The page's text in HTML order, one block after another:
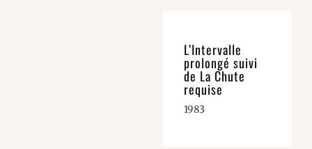
L’Intervalle
prolongé suivi
de La Chute
requise
1983